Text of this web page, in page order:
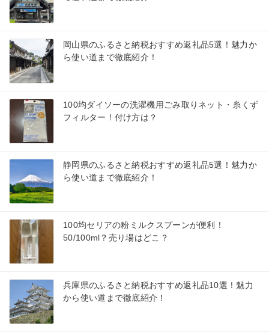
岡山県のふるさと納税おすすめ返礼品5選！魅力か
ら使い道まで徹底紹介！
100均ダイソーの洗濯機用ごみ取りネット・糸くず
フィルター！付け方は？
静岡県のふるさと納税おすすめ返礼品5選！魅力か
ら使い道まで徹底紹介！
100均セリアの粉ミルクスプーンが便利！
50/100ml？売り場はどこ？
兵庫県のふるさと納税おすすめ返礼品10選！魅力
から使い道まで徹底紹介！